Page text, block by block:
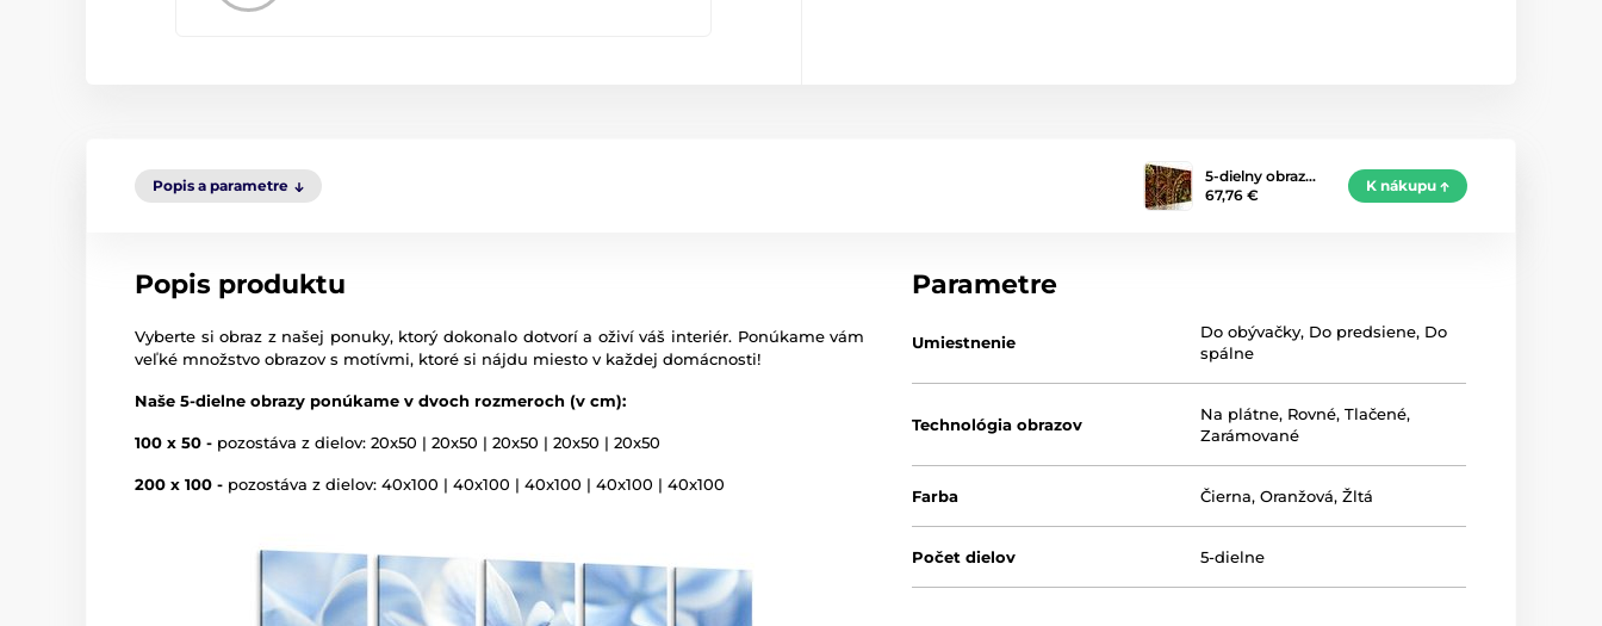
Popis a parametre
5-dielny obraz…
67,76 €
K nákupu
Popis produktu
Vyberte si obraz z našej ponuky, ktorý dokonalo dotvorí a oživí váš interiér. Ponúkame vám
veľké množstvo obrazov s motívmi, ktoré si nájdu miesto v každej domácnosti!
Naše 5-dielne obrazy ponúkame v dvoch rozmeroch (v cm):
100 x 50 - pozostáva z dielov: 20x50 | 20x50 | 20x50 | 20x50 | 20x50
200 x 100 - pozostáva z dielov: 40x100 | 40x100 | 40x100 | 40x100 | 40x100
Parametre
Umiestnenie
Do obývačky, Do predsiene, Do
spálne
Technológia obrazov
Na plátne, Rovné,Tlačené,
Zarámované
Farba Čierna,Oranžová,Žltá
Počet dielov 5-dielne